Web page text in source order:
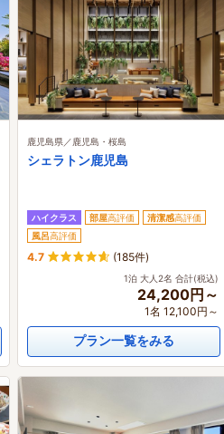
鹿児島県／鹿児島・桜島
シェラトン鹿児島
ハイクラス 部屋高評価 清潔感高評価
風呂高評価
4.7 (185件)
1泊 大人2名 合計(税込)
24,200円～
1名 12,100円～
プラン一覧をみる